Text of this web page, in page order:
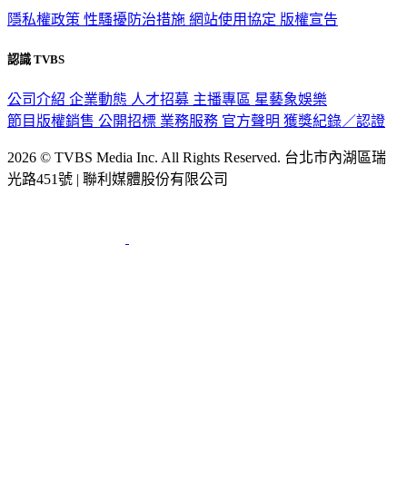
隱私權政策 性騷擾防治措施 網站使用協定 版權宣告
認識 TVBS
公司介紹 企業動態 人才招募 主播專區 星藝象娛樂
節目版權銷售 公開招標 業務服務 官方聲明 獲獎紀錄／認證
2026 © TVBS Media Inc. All Rights Reserved. 台北市內湖區瑞
光路451號 | 聯利媒體股份有限公司